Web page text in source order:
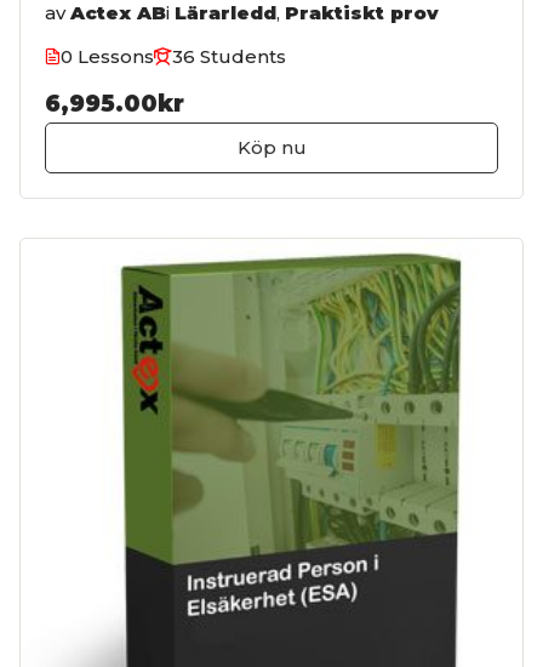
av Actex ABi Lärarledd, Praktiskt prov
0 Lessons
36 Students
6,995.00kr
Köp nu